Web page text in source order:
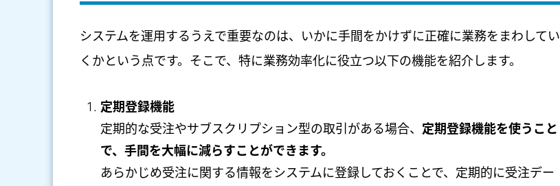
システムを運用するうえで重要なのは、いかに手間をかけずに正確に業務をまわしてい
くかという点です。そこで、特に業務効率化に役立つ以下の機能を紹介します。
定期登録機能
定期的な受注やサブスクリプション型の取引がある場合、 定期登録機能を使うこと
で、手間を大幅に減らすことができます。
あらかじめ受注に関する情報をシステムに登録しておくことで、定期的に受注デー